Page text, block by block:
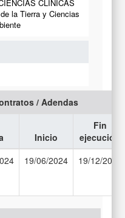
CLÍNICAS
la Tierra y Ciencias
/ Adendas
Inicio
Fin
ejecución
19/06/2024 19/12/2026